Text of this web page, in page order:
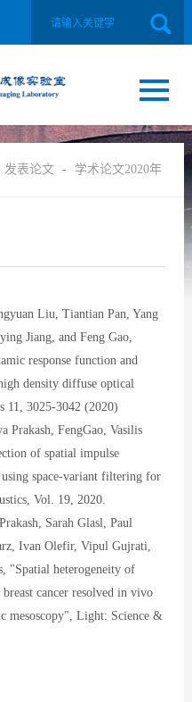
发表论文 - 学术论文2020年
Liu, Tiantian Pan, Yang
Jiang, and Feng Gao,
response function and
density diffuse optical
11, 3025-3042 (2020)
Prakash, FengGao, Vasilis
of spatial impulse
using space-variant filtering for
Vol. 19, 2020.
Sarah Glasl, Paul
Ivan Olefir, Vipul Gujrati,
"Spatial heterogeneity of
cancer resolved in vivo
mesoscopy", Light: Science &